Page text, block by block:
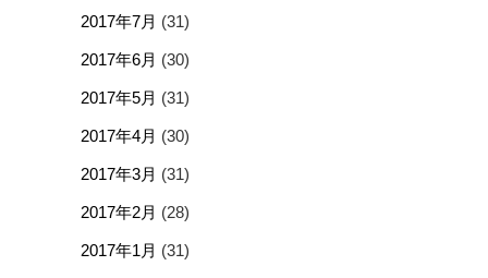
2017年7月 (31)
2017年6月 (30)
2017年5月 (31)
2017年4月 (30)
2017年3月 (31)
2017年2月 (28)
2017年1月 (31)